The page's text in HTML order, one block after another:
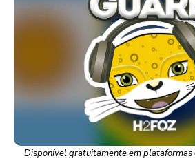
Disponível gratuitamente em plataformas